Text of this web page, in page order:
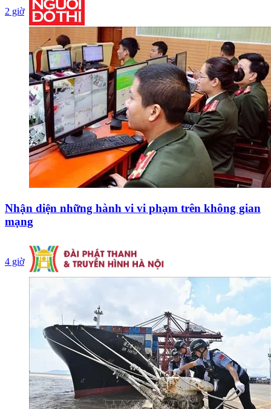
2 giờ
Nhận diện những hành vi vi phạm trên không gian
mạng
4 giờ